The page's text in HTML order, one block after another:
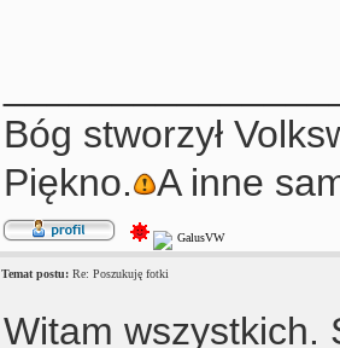
Bóg stworzył
Piękno.
A inne
Temat postu: Re: Poszukuję fotki
Witam wszystkich.